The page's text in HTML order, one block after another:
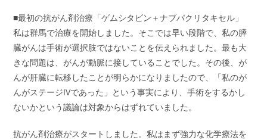
■最初の抗がん剤治療「ゲムシタビン＋ナブパクリタキセル」
私は群馬で治療を開始しました。そこでは早い段階で、私の膵
臓がんは手術が選択肢ではないことを伝えられました。最も大
きな問題は、がんが動脈に接していることでした。その後、が
んが肝臓に転移したことが明らかになりましたので、「私のが
んがステージIVであった」という事実により、手術をするかし
ないかという議論は対象からはずれていました。
抗がん剤治療がスタートしました。私はまず強力な化学療法を